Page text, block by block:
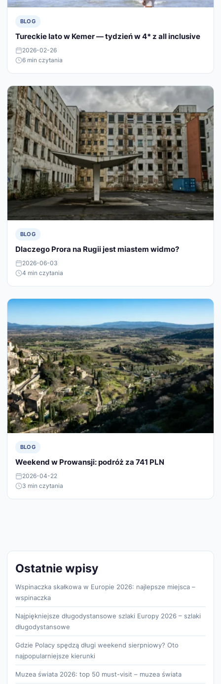
BLOG
Tureckie lato w Kemer — tydzień w 4* z all inclusive
2026-02-26
6 min czytania
BLOG
Dlaczego Prora na Rugii jest miastem widmo?
2026-06-03
4 min czytania
BLOG
Weekend w Prowansji: podróż za 741 PLN
2026-04-22
3 min czytania
Ostatnie wpisy
Wspinaczka skałkowa w Europie 2026: najlepsze miejsca –
wspinaczka
Najpiękniejsze długodystansowe szlaki Europy 2026 – szlaki
długodystansowe
Gdzie Polacy spędzą długi weekend sierpniowy? Oto
najpopularniejsze kierunki
Muzea świata 2026: top 50 must-visit – muzea świata